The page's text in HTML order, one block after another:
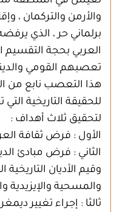
والأرمن والتركمان ،
برلماني حر ، الذي
العربي بحجة التقسيم
تعصبهم القومي
هذا التعصب نابع من
للحقيقة التاريخية
لتحقيق ثلاث أهداف :
الأول : فرض ثقافة
الثاني : فرض مبادئ
وقيم الأديان
والمسحية والإيزيدية
ثالثا : إجراء تغيير